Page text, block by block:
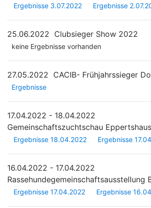
Ergebnisse 3.07.2022 Ergebnisse
25.06.2022 Clubsieger Show 2022
keine Ergebnisse vorhanden
27.05.2022 CACIB- Frühjahrssieger
Ergebnisse
17.04.2022 - 18.04.2022
Gemeinschaftszuchtschau
Ergebnisse 18.04.2022 Ergebnisse
16.04.2022 - 17.04.2022
Rassehundegemeinschaftsausstellung
Ergebnisse 17.04.2022 Ergebnisse